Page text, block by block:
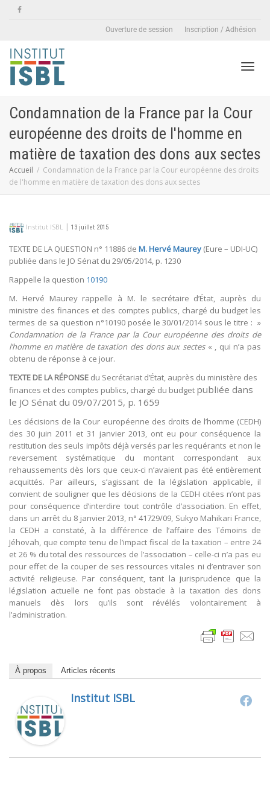
Ouverture de session Inscription / Adhésion
Condamnation de la France par la Cour
européenne des droits de l'homme en
matière de taxation des dons aux sectes
Accueil
Condamnation de la France par la Cour européenne des droits
de l'homme en matière de taxation des dons aux sectes
Institut ISBL | 13 juillet 2015
TEXTE DE LA QUESTION n° 11886 de M. Hervé Maurey (Eure – UDI-UC)
publiée dans le JO Sénat du 29/05/2014, p. 1230
Rappelle la question 10190
M. Hervé Maurey rappelle à M. le secrétaire d’État, auprès du
ministre des finances et des comptes publics, chargé du budget les
termes de sa question n°10190 posée le 30/01/2014 sous le titre : »
Condamnation de la France par la Cour européenne des droits de
l’homme en matière de taxation des dons aux sectes« , qui n’a pas
obtenu de réponse à ce jour.
TEXTE DE LA RÉPONSE du Secrétariat d’État, auprès du ministère des
finances et des comptes publics, chargé du budget publiée dans
le JO Sénat du 09/07/2015, p. 1659
Les décisions de la Cour européenne des droits de l’homme (CEDH)
des 30 juin 2011 et 31 janvier 2013, ont eu pour conséquence la
restitution des seuls impôts déjà versés par les requérants et non le
reversement systématique du montant correspondant aux
rehaussements dès lors que ceux-ci n’avaient pas été entièrement
acquittés. Par ailleurs, s’agissant de la législation applicable, il
convient de souligner que les décisions de la CEDH citées n’ont pas
pour conséquence d’interdire tout contrôle d’association. En effet,
dans un arrêt du 8 janvier 2013, n° 41729/09, Sukyo Mahikari France,
la CEDH a constaté, à la différence de l’affaire des Témoins de
Jéhovah, que compte tenu de l’impact fiscal de la taxation – entre 24
et 26 % du total des ressources de l’association – celle-ci n’a pas eu
pour effet de la couper de ses ressources vitales ni d’entraver son
activité religieuse. Par conséquent, tant la jurisprudence que la
législation actuelle ne font pas obstacle à la taxation des dons
manuels dès lors qu’ils sont révélés volontairement à
l’administration.
À propos Articles récents
Institut ISBL